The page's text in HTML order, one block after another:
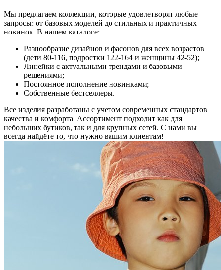
Мы предлагаем коллекции, которые удовлетворят любые
запросы: от базовых моделей до стильных и практичных
новинок. В нашем каталоге:
Разнообразие дизайнов и фасонов для всех возрастов
(дети 80-116, подростки 122-164 и женщины 42-52);
Линейки с актуальными трендами и базовыми
решениями;
Постоянное пополнение новинками;
Собственные бестселлеры.
Все изделия разработаны с учетом современных стандартов
качества и комфорта. Ассортимент подходит как для
небольших бутиков, так и для крупных сетей. С нами вы
всегда найдёте то, что нужно вашим клиентам!